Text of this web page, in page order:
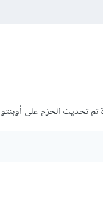
تحديث الحزم على أوبنتو